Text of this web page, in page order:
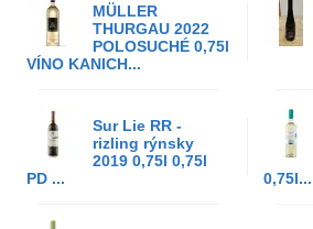
MÜLLER
THURGAU 2022
POLOSUCHÉ 0,75l
VÍNO KANICH...
Sur Lie RR -
rizling rýnsky
2019 0,75l 0,75l
PD ...
0,75l...